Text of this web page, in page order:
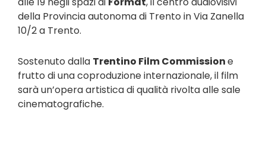
della Provincia autonoma di Trento in Via Zanella
10/2 a Trento.
Sostenuto dalla Trentino Film Commissione
frutto di una coproduzione internazionale, il film
sarà un’opera artistica di qualità rivolta alle sale
cinematografiche.